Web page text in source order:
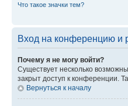
Что такое значки тем?
Вход на конференцию и
Почему я не могу войти?
Существует несколько
закрыт доступ к конференции.
Вернуться к началу